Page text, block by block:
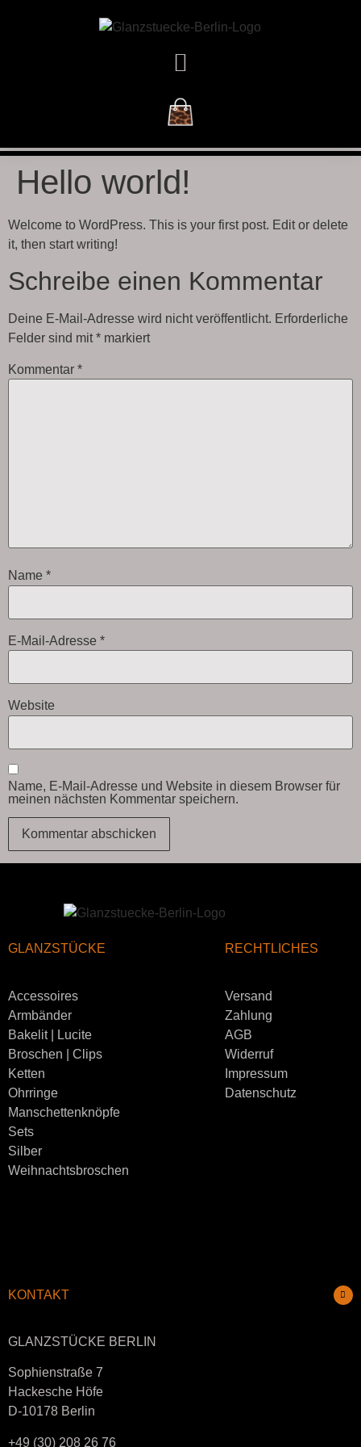
Hello world!
Welcome to WordPress. This is your first post. Edit or delete
it, then start writing!
Schreibe einen Kommentar
Deine E-Mail-Adresse wird nicht veröffentlicht. Erforderliche
Felder sind mit* markiert
Kommentar *
Name *
E-Mail-Adresse *
Website
Name, E-Mail-Adresse und Website in diesem Browser für
meinen nächsten Kommentar speichern.
GLANZSTÜCKE
Accessoires
Armbänder
Bakelit | Lucite
Broschen | Clips
Ketten
Ohrringe
Manschettenknöpfe
Sets
Silber
Weihnachtsbroschen
RECHTLICHES
Versand
Zahlung
AGB
Widerruf
Impressum
Datenschutz
KONTAKT
GLANZSTÜCKE BERLIN
Sophienstraße 7
Hackesche Höfe
D-10178 Berlin
+49 (30) 208 26 76